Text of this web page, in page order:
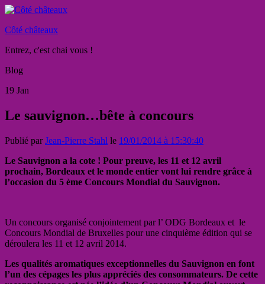
Côté châteaux
Entrez, c'est chai vous !
Blog
19 Jan
Le sauvignon…bête à concours
Publié parJean-Pierre Stahl le 19/01/2014 à 15:30:40
Le Sauvignon a la cote ! Pour preuve, les 11 et 12 avril
prochain, Bordeaux et le monde entier vont lui rendre grâce à
l’occasion du 5 ème Concours Mondial du Sauvignon.
Un concours organisé conjointement par l’ ODG Bordeaux et le
Concours Mondial de Bruxelles pour une cinquième édition qui se
déroulera les 11 et 12 avril 2014.
Les qualités aromatiques exceptionnelles du Sauvignon en font
l’un des cépages les plus appréciés des consommateurs. De cette